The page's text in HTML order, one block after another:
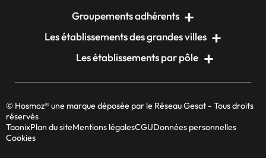
Groupements adhérents
Les établissements des grandes villes
Les établissements par pôle
© Hosmoz® une marque déposée par le Réseau Gesat - Tous droits
réservés
TaonixPlan du siteMentions légalesCGUDonnées personnelles
Cookies